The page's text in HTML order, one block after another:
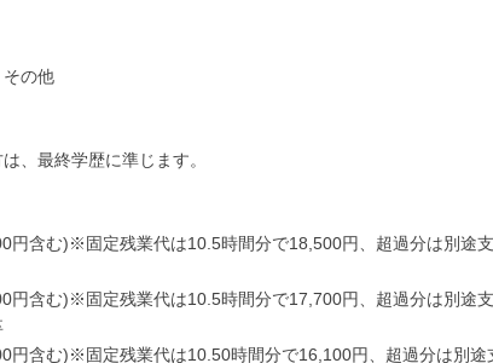
の他
、最終学歴に準じます。
円含む)※固定残業代は10.5時間分で18,500円、超過分は別途
円含む)※固定残業代は10.5時間分で17,700円、超過分は別途
円含む)※固定残業代は10.50時間分で16,100円、超過分は別途